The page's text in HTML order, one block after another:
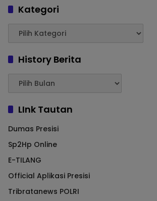
Kategori
History Berita
LInk Tautan
Dumas Presisi
Sp2Hp Online
E-TILANG
Official Aplikasi Presisi
Tribratanews POLRI